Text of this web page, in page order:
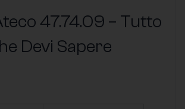
47.74.09 – Tutto
Devi Sapere